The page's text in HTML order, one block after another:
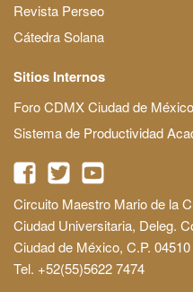
Revista Perseo
Cátedra Solana
Sitios Internos
Foro CDMX Ciudad de México
Sistema de Productividad
Circuito Maestro Mario de la
Ciudad Universitaria, Deleg.
Ciudad de México, C.P. 04510
Tel. +52(55)5622 7474